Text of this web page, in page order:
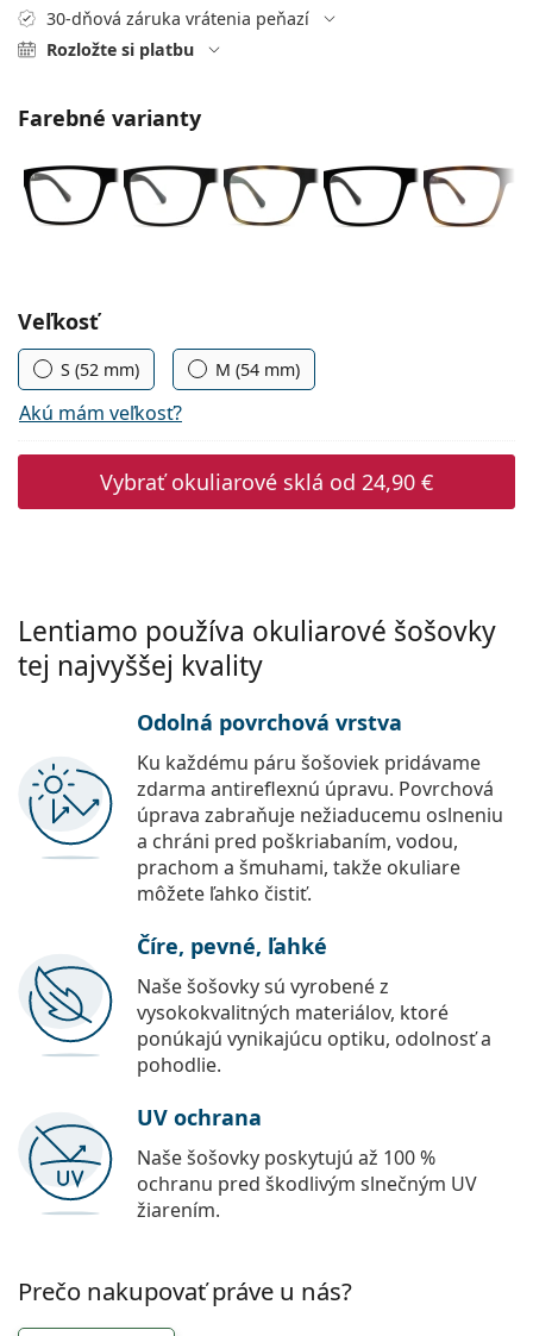
Persol
Prada
Všetky značky
30-dňová záruka vrátenia peňazí
Rozložte si platbu
Farebné varianty
Zvoľte parametre
Veľkosť
S (52 mm) M (54 mm)
Akú mám veľkosť?
Vybrať okuliarové sklá od 24,90 €
Lentiamo používa okuliarové šošovky
tej najvyššej kvality
Odolná povrchová vrstva
Ku každému páru šošoviek pridávame
zdarma antireflexnú úpravu. Povrchová
úprava zabraňuje nežiaducemu oslneniu
a chráni pred poškriabaním, vodou,
prachom a šmuhami, takže okuliare
môžete ľahko čistiť.
Číre, pevné, ľahké
Naše šošovky sú vyrobené z
vysokokvalitných materiálov, ktoré
ponúkajú vynikajúcu optiku, odolnosť a
pohodlie.
UV ochrana
Naše šošovky poskytujú až 100 %
ochranu pred škodlivým slnečným UV
žiarením.
Prečo nakupovať práve u nás?